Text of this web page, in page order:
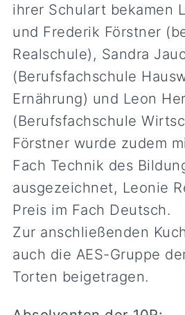
ihrer Schulart bekamen
und Frederik Förstner
Realschule), Sandra
(Berufsfachschule
Ernährung) und Leon
(Berufsfachschule
Förstner wurde zudem
Fach Technik des
ausgezeichnet, Leonie
Preis im Fach Deutsch.
Zur anschließenden
auch die AES-Gruppe
Torten beigetragen.